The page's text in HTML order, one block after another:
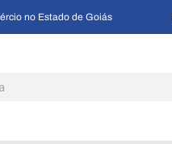
no Estado de Goiás